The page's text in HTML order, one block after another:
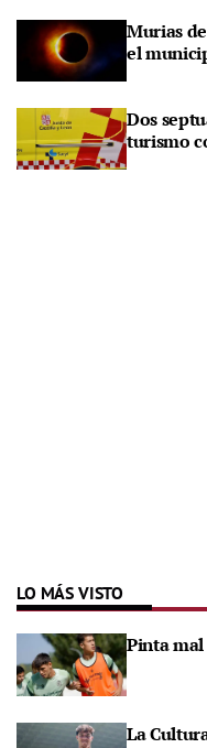
Murias
el
Dos
turismo
LO MÁS VISTO
Pinta
La